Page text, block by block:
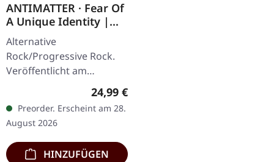
ANTIMATTER · Fear Of
A Unique Identity |
MULTI COLOR
MARBLE LP
Alternative
Rock/Progressive Rock.
Veröffentlicht am
28.08.2026, auf Prophecy
Productions. Gatefold-
Cover aus mehrfarbig
marmoriertem Vinyl. Mit…
Regulärer Preis:
24,99 €
Preorder. Erscheint am 28.
August 2026
HINZUFÜGEN